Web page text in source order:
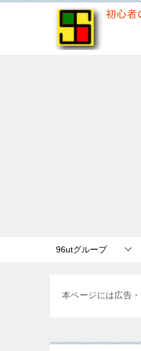
96utグループ
本ページには広告